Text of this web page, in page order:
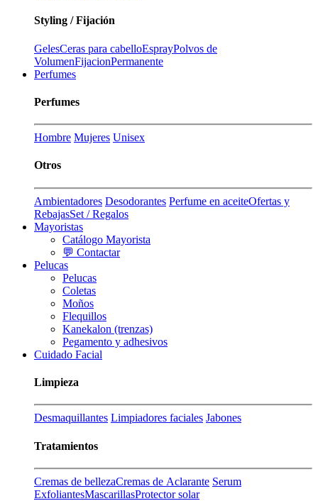
Styling / Fijación
GelesCeras para cabelloEsprayPolvos de
VolumenFijacionPermanente
Perfumes
Perfumes
Hombre Mujeres Unisex
Otros
Ambientadores Desodorantes Perfume en aceiteOfertas y
RebajasSet / Regalos
Mayoristas
Catálogo Mayorista
💬 Contactar
Pelucas
Pelucas
Coletas
Moños
Flequillos
Kanekalon (trenzas)
Pegamento y adhesivos
Cuidado Facial
Limpieza
Desmaquillantes Limpiadores faciales Jabones
Tratamientos
Cremas de bellezaCremas de Aclarante Serum
ExfoliantesMascarillasProtector solar